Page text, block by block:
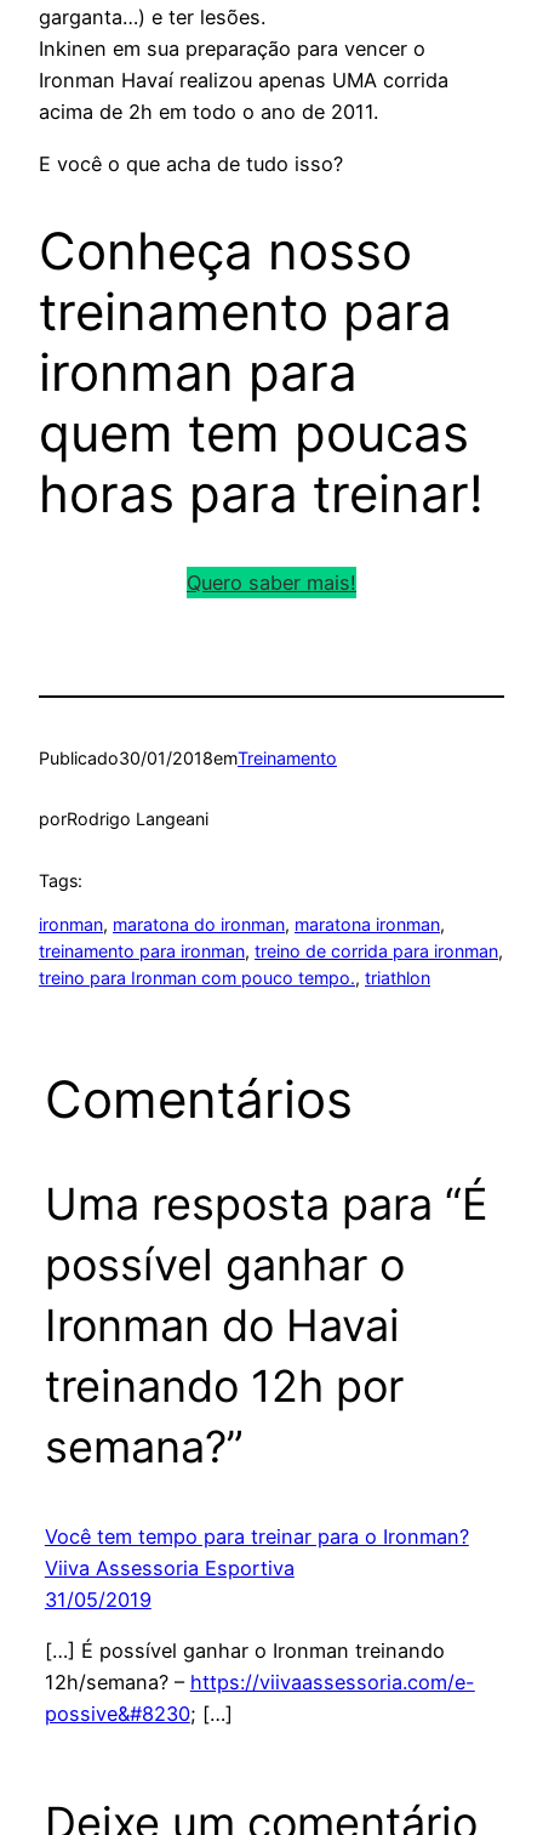
garganta…) e ter lesões.
Inkinen em sua preparação para vencer o
Ironman Havaí realizou apenas UMA corrida
acima de 2h em todo o ano de 2011.
E você o que acha de tudo isso?
Conheça nosso
treinamento para
ironman para
quem tem poucas
horas para treinar!
Quero saber mais!
Publicado30/01/2018emTreinamento
porRodrigo Langeani
Tags:
ironman, maratona do ironman, maratona ironman
treinamento para ironman, treino de corrida para ironman
treino para Ironman com pouco tempo., triathlon
Comentários
Uma resposta para “É
possível ganhar o
Ironman do Havai
treinando 12h por
semana?”
Você tem tempo para treinar para o Ironman?
Viiva Assessoria Esportiva
31/05/2019
[…] É possível ganhar o Ironman treinando
12h/semana? – https://viivaassessoria.com/e-
possive&#8230; […]
Deixe um comentário